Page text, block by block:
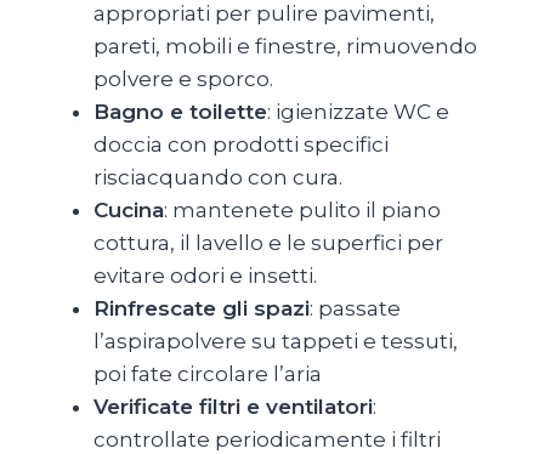
appropriati per pulire pavimenti,
pareti, mobili e finestre, rimuovendo
polvere e sporco.
Bagno e toilette: igienizzate WC e
doccia con prodotti specifici
risciacquando con cura.
Cucina: mantenete pulito il piano
cottura, il lavello e le superfici per
evitare odori e insetti.
Rinfrescate gli spazi: passate
l’aspirapolvere su tappeti e tessuti,
poi fate circolare l’aria
Verificate filtri e ventilatori:
controllate periodicamente i filtri